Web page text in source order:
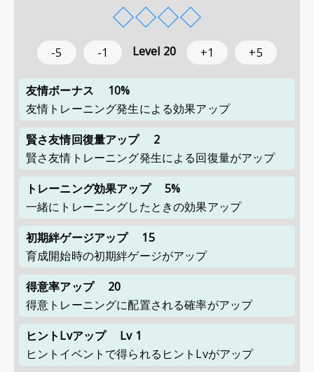
◇◇◇◇
-5 -1 Level 20 +1 +5
友情ボーナス
10%
友情トレーニング発生による効果アップ
賢さ友情回復量アップ
2
賢さ友情トレーニング発生による回復量がアップ
トレーニング効果アップ
5%
一緒にトレーニングしたときの効果アップ
初期絆ゲージアップ
15
育成開始時の初期絆ゲージがアップ
得意率アップ
20
得意トレーニングに配置される確率がアップ
ヒントLvアップ
Lv 1
ヒントイベントで得られるヒントLvがアップ